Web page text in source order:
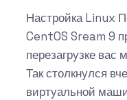
Настройка Linux
CentOS Sream 9
перезагрузке
Так столкнулся
виртуальной